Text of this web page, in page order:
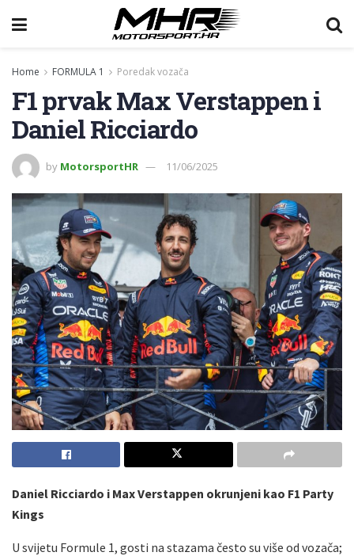
Home FORMULA 1 Poredak vozača
F1 prvak Max Verstappen i
Daniel Ricciardo
by MotorsportHR 11/06/2025
Daniel Ricciardo i Max Verstappen okrunjeni kao F1 Party
Kings
U svijetu Formule 1, gosti na stazama često su više od vozača;